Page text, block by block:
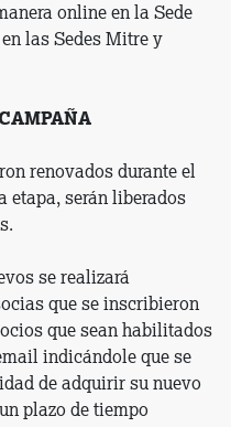
online en la Sede
las Sedes Mitre y
renovados durante el
etapa, serán liberados
se realizará
que se inscribieron
que sean habilitados
indicándole que se
de adquirir su nuevo
plazo de tiempo